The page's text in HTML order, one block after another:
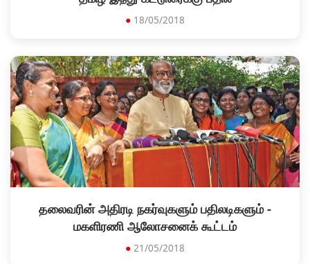
● 18/05/2018
தலைவரின் அதிரடி நகர்வுகளும் பதிலடிகளும் -
மகளிரணி ஆலோசனைக் கூட்டம்
● 21/05/2018